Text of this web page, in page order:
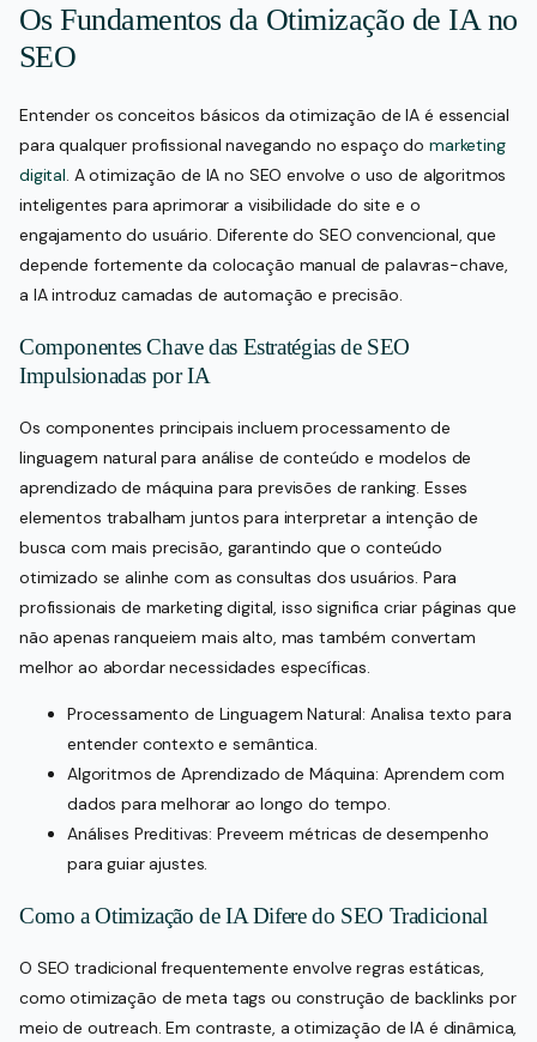
Os Fundamentos da Otimização de IA no
SEO
Entender os conceitos básicos da otimização de IA é essencial
para qualquer profissional navegando no espaço do marketing
digital. A otimização de IA no SEO envolve o uso de algoritmos
inteligentes para aprimorar a visibilidade do site e o
engajamento do usuário. Diferente do SEO convencional, que
depende fortemente da colocação manual de palavras-chave,
a IA introduz camadas de automação e precisão.
Componentes Chave das Estratégias de SEO
Impulsionadas por IA
Os componentes principais incluem processamento de
linguagem natural para análise de conteúdo e modelos de
aprendizado de máquina para previsões de ranking. Esses
elementos trabalham juntos para interpretar a intenção de
busca com mais precisão, garantindo que o conteúdo
otimizado se alinhe com as consultas dos usuários. Para
profissionais de marketing digital, isso significa criar páginas que
não apenas ranqueiem mais alto, mas também convertam
melhor ao abordar necessidades específicas.
Processamento de Linguagem Natural: Analisa texto para
entender contexto e semântica.
Algoritmos de Aprendizado de Máquina: Aprendem com
dados para melhorar ao longo do tempo.
Análises Preditivas: Preveem métricas de desempenho
para guiar ajustes.
Como a Otimização de IA Difere do SEO Tradicional
O SEO tradicional frequentemente envolve regras estáticas,
como otimização de meta tags ou construção de backlinks por
meio de outreach. Em contraste, a otimização de IA é dinâmica,